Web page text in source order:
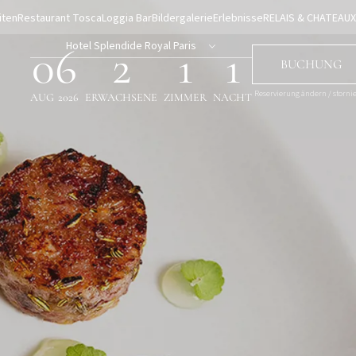
Hotel Splendide Royal Paris
06
AUG 2026
2
ERWACHSENE
1
ZIMMER
1
NACHT
BUCHUNG
Reservierung ändern /
Restaurant ToscaLoggia BarBildergalerieErlebnisseRELAIS & CHATEAUX